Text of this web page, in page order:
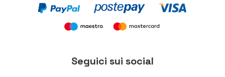
Seguici sui social